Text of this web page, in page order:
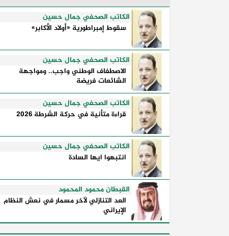
الكلمات السياسية أكثر من مجرد مواقف
معلنة؛ فهي تكشف طريقة تفكير الدول،
وكيفية إدارتها للأزمات، والحدود التي
تفصل بين القوة ...
الكاتب الصحفي جمال حسين
سقوط إمبراطورية «أولاد الأكابر»
الكاتب الصحفي جمال حسين
الاصطفاف الوطني واجب.. ومواجهة
الشائعات فريضة
الكاتب الصحفي جمال حسين
قراءة متأنية في حركة الشرطة 2026
الكاتب الصحفي جمال حسين
انتبهوا ايها السادة
القبطان محمود المحمود
العد التنازلي لآخر مسمار في نعش النظام
الإيراني